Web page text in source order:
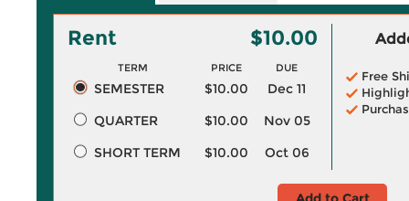
Rent $10.00
TERM PRICE DUE
SEMESTER $10.00
Dec 11
QUARTER
$10.00
Nov 05
SHORT TERM
$10.00 Oct 06
Free